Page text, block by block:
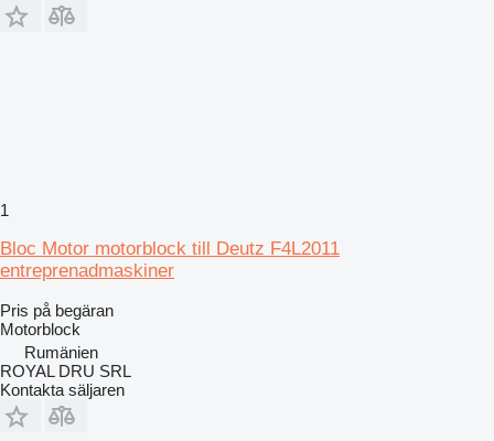
1
Bloc Motor motorblock till Deutz F4L2011
entreprenadmaskiner
Pris på begäran
Motorblock
Rumänien
ROYAL DRU SRL
Kontakta säljaren